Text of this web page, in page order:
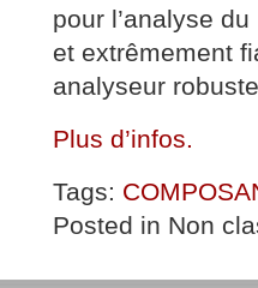
pour l’analyse
et extrêmement
analyseur
Plus d’infos.
Tags:
Posted in Non